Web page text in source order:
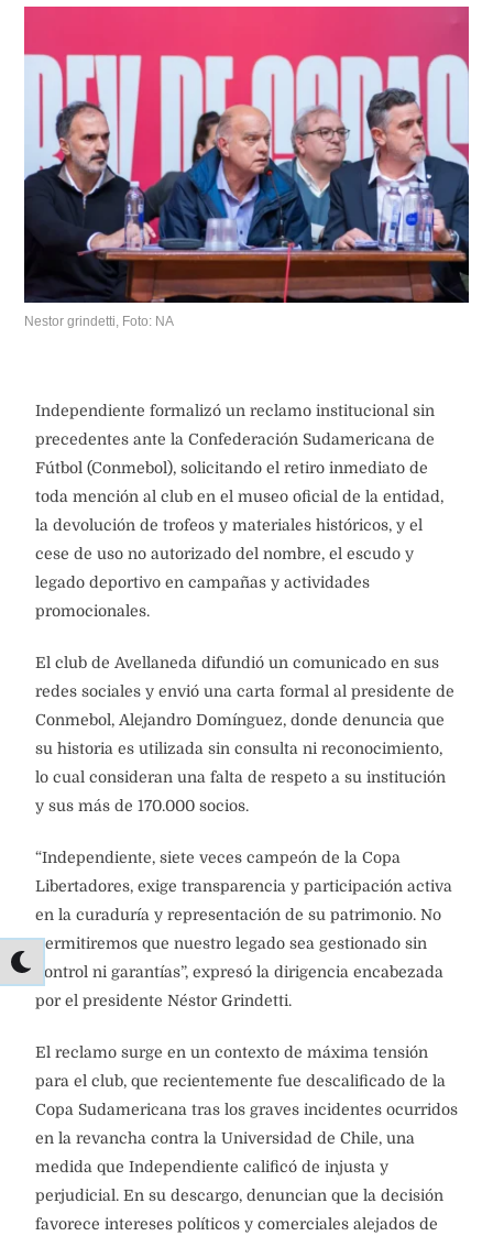
Nestor grindetti, Foto: NA
Independiente formalizó un reclamo institucional sin
precedentes ante la Confederación Sudamericana de
Fútbol (Conmebol), solicitando el retiro inmediato de
toda mención al club en el museo oficial de la entidad,
la devolución de trofeos y materiales históricos, y el
cese de uso no autorizado del nombre, el escudo y
legado deportivo en campañas y actividades
promocionales.
El club de Avellaneda difundió un comunicado en sus
redes sociales y envió una carta formal al presidente de
Conmebol, Alejandro Domínguez, donde denuncia que
su historia es utilizada sin consulta ni reconocimiento,
lo cual consideran una falta de respeto a su institución
y sus más de 170.000 socios.
“Independiente, siete veces campeón de la Copa
Libertadores, exige transparencia y participación activa
en la curaduría y representación de su patrimonio. No
permitiremos que nuestro legado sea gestionado sin
control ni garantías”, expresó la dirigencia encabezada
por el presidente Néstor Grindetti.
El reclamo surge en un contexto de máxima tensión
para el club, que recientemente fue descalificado de la
Copa Sudamericana tras los graves incidentes ocurridos
en la revancha contra la Universidad de Chile, una
medida que Independiente calificó de injusta y
perjudicial. En su descargo, denuncian que la decisión
favorece intereses políticos y comerciales alejados de